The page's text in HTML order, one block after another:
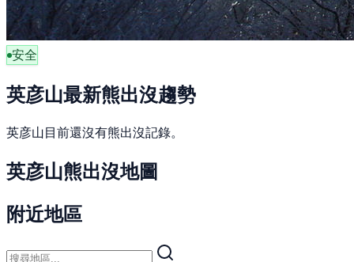
安全
英彦山最新熊出沒趨勢
英彦山目前還沒有熊出沒記錄。
英彦山熊出沒地圖
附近地區